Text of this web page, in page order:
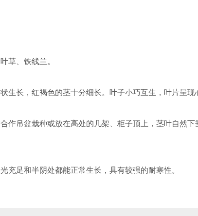
草、铁线兰。
生长，红褐色的茎十分细长。叶子小巧互生，叶片呈现
作吊盆栽种或放在高处的几架、柜子顶上，茎叶自然下
充足和半阴处都能正常生长，具有较强的耐寒性。